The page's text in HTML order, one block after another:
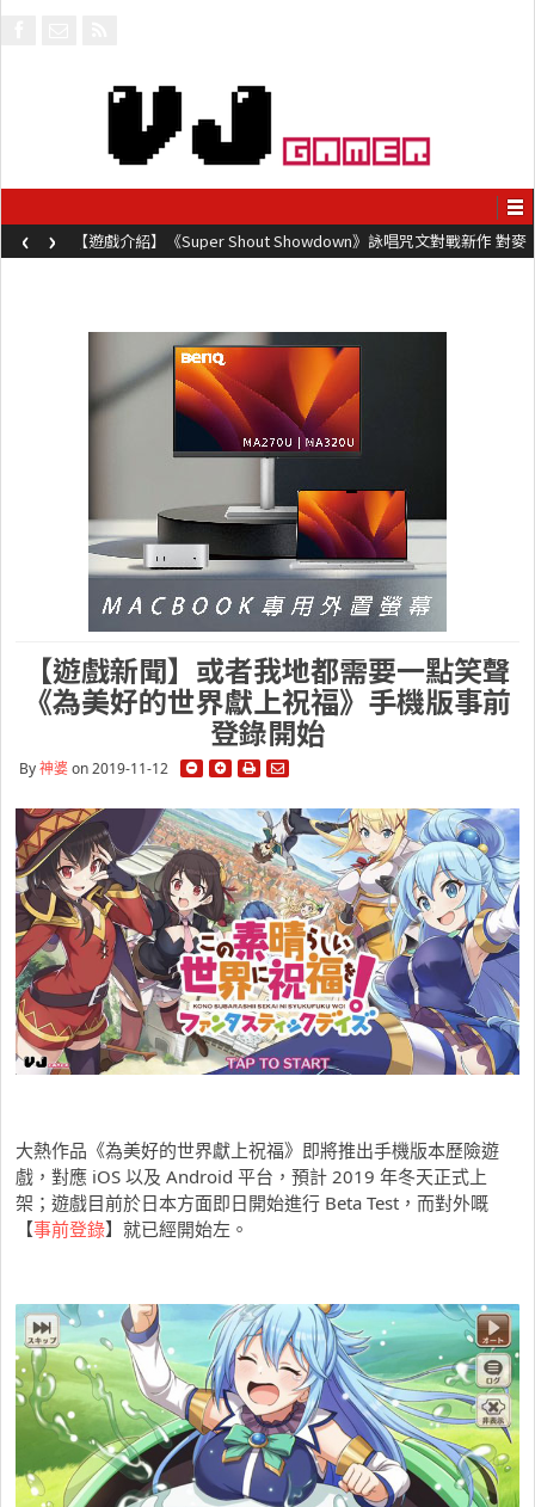
【遊戲介紹】《Super Shout Showdown》詠唱咒文對戰新作 對麥
克風唸咒可自訂咒文越長越強
‹ ›
【遊戲新聞】或者我地都需要一點笑聲
《為美好的世界獻上祝福》手機版事前
登錄開始
By神婆on 2019-11-12
大熱作品《為美好的世界獻上祝福》即將推出手機版本歷險遊
戲，對應 iOS 以及 Android 平台，預計 2019 年冬天正式上
架；遊戲目前於日本方面即日開始進行 Beta Test，而對外嘅
【事前登錄】就已經開始左。